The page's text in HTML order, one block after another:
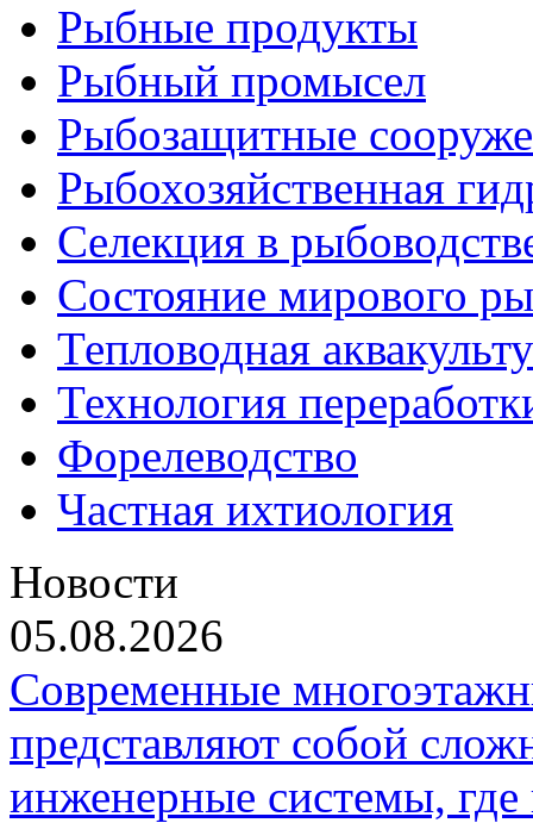
Рыбные продукты
Рыбный промысел
Рыбозащитные
Рыбохозяйственная
Селекция в
Состояние мирового
Тепловодная
Технология
Форелеводство
Частная ихтиология
Новости
05.08.2026
Современные
представляют собой
инженерные системы,